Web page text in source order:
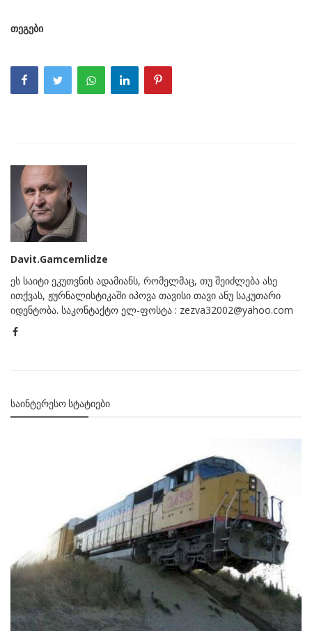
თეგები
Davit.Gamcemlidze
ეს საიტი ეკუთვნის ადამიანს, რომელმაც, თუ შეიძლება ასე
ითქვას, ჟურნალისტიკაში იპოვა თავისი თავი ანუ საკუთარი
იდენტობა. საკონტაქტო ელ-ფოსტა : zezva32002@yahoo.com
ᲡᲐᲘᲜᲢᲔᲠᲔᲡᲝ ᲡᲢᲐᲢᲘᲔᲑᲘ